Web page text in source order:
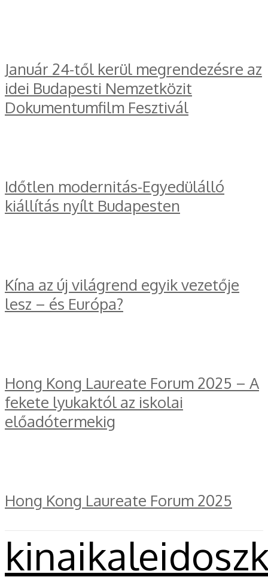
Január 24-től kerül megrendezésre az
idei Budapesti Nemzetközit
Dokumentumfilm Fesztivál
Időtlen modernitás-Egyedülálló
kiállítás nyílt Budapesten
Kína az új világrend egyik vezetője
lesz – és Európa?
Hong Kong Laureate Forum 2025 – A
fekete lyukaktól az iskolai
előadótermekig
Hong Kong Laureate Forum 2025